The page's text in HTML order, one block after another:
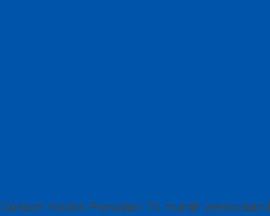
Kodok Prosotan Tk murah perosotan